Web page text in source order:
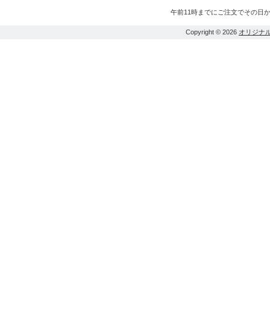
午前11時までにご注文でその日
Copyright © 2026 オリジナ